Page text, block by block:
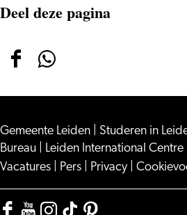
Deel deze pagina
Deel
op
Facebook
Deel
op
WhatsApp
Gemeente Leiden Studeren in
Bureau
Leiden International Centre
Vacatures
Pers Privacy